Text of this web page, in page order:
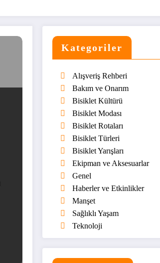
Kategoriler
Alışveriş Rehberi
Bakım ve Onarım
Bisiklet Kültürü
Bisiklet Modası
Bisiklet Rotaları
Bisiklet Türleri
Bisiklet Yarışları
Ekipman ve Aksesuarlar
Genel
Haberler ve Etkinlikler
Manşet
Sağlıklı Yaşam
Teknoloji